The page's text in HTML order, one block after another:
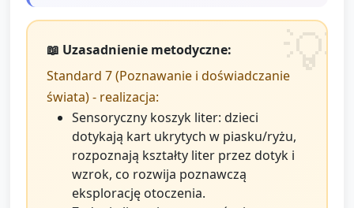
📖 Uzasadnienie metodyczne:
Standard 7 (Poznawanie i doświadczanie
świata) - realizacja:
Sensoryczny koszyk liter: dzieci
dotykają kart ukrytych w piasku/ryżu,
rozpoznają kształty liter przez dotyk i
wzrok, co rozwija poznawczą
eksplorację otoczenia.